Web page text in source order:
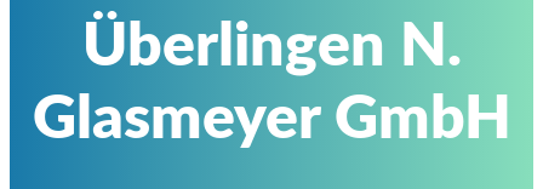
Überlingen N.
Glasmeyer GmbH